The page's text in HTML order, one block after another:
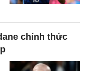
chính thức